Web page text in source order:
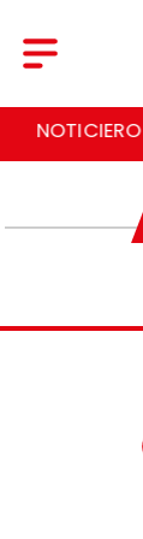
NOTICIERO